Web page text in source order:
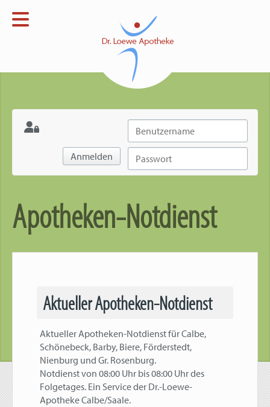
Apotheke Open submenu
Impressum
Anmelden
Apotheken-Notdienst
Aktueller Apotheken-Notdienst
Aktueller Apotheken-Notdienst für Calbe,
Schönebeck, Barby, Biere, Förderstedt,
Nienburg und Gr. Rosenburg.
Notdienst von 08:00 Uhr bis 08:00 Uhr des
Folgetages. Ein Service der Dr.-Loewe-
Apotheke Calbe/Saale.